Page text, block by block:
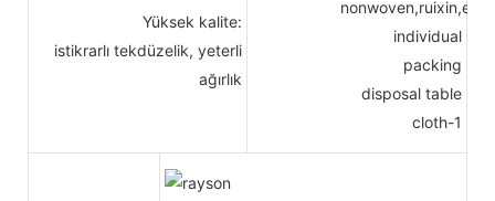
Yüksek kalite:
istikrarlı tekdüzelik, yeterli
ağırlık